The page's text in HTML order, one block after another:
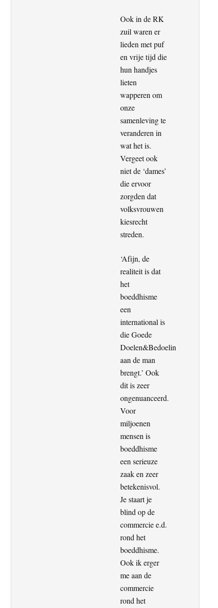
Ook in de RK
zuil waren er
lieden met puf
en vrije tijd die
hun handjes
lieten
wapperen om
onze
samenleving te
veranderen in
wat het is.
Vergeet ook
niet de ‘dames’
die ervoor
zorgden dat
volksvrouwen
kiesrecht
streden.
‘Afijn, de
realiteit is dat
het
boeddhisme
een
international is
die Goede
Doelen&Bedoelingen
aan de man
brengt.’ Ook
dit is zeer
ongenuanceerd.
Voor
miljoenen
mensen is
boeddhisme
een serieuze
zaak en zeer
betekenisvol.
Je staart je
blind op de
commercie e.d.
rond het
boeddhisme.
Ook ik erger
me aan de
commercie
rond het